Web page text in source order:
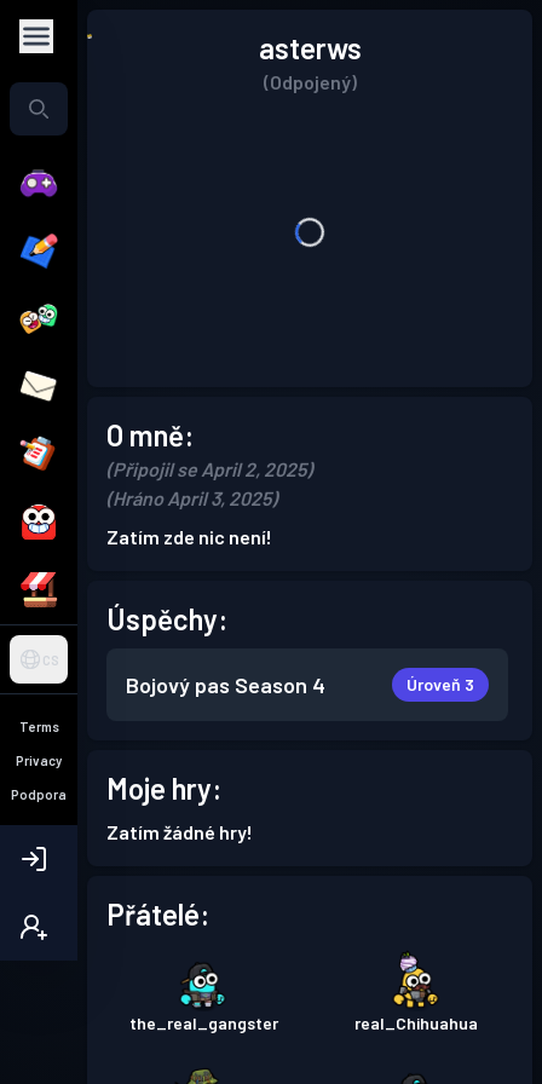
CS
Terms
Privacy
Podpora
asterws
(Odpojený)
O mně:
(Připojil se April 2, 2025)
(Hráno April 3, 2025)
Zatím zde nic není!
Úspěchy:
Bojový pas Season 4 Úroveň 3
Moje hry:
Zatím žádné hry!
Přátelé:
the_real_gangster real_Chihuahua